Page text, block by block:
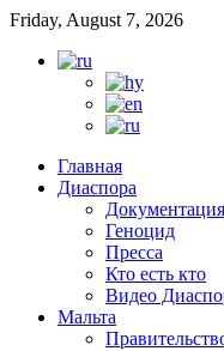
Friday, August 7, 2026
Главная
Диаспора
Документация
Геноцид
Пресса
Кто есть кто
Видео
Мальта